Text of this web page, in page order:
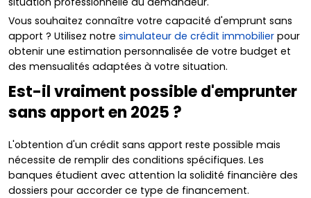
Vous souhaitez connaître votre capacité d'emprunt sans
apport ? Utilisez notre simulateur de crédit immobilier pour
obtenir une estimation personnalisée de votre budget et
des mensualités adaptées à votre situation.
Est-il vraiment possible d'emprunter
sans apport en 2025 ?
L'obtention d'un crédit sans apport reste possible mais
nécessite de remplir des conditions spécifiques. Les
banques étudient avec attention la solidité financière des
dossiers pour accorder ce type de financement.